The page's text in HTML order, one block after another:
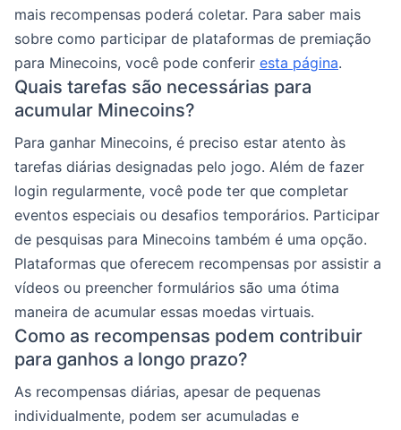
mais recompensas poderá coletar. Para saber mais
sobre como participar de plataformas de premiação
para Minecoins, você pode conferir esta página.
Quais tarefas são necessárias para
acumular Minecoins?
Para ganhar Minecoins, é preciso estar atento às
tarefas diárias designadas pelo jogo. Além de fazer
login regularmente, você pode ter que completar
eventos especiais ou desafios temporários. Participar
de pesquisas para Minecoins também é uma opção.
Plataformas que oferecem recompensas por assistir a
vídeos ou preencher formulários são uma ótima
maneira de acumular essas moedas virtuais.
Como as recompensas podem contribuir
para ganhos a longo prazo?
As recompensas diárias, apesar de pequenas
individualmente, podem ser acumuladas e